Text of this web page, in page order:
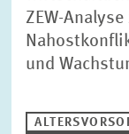
ZEW-
und